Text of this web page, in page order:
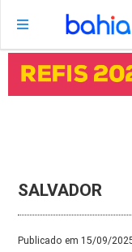
SALVADOR
Publicado em 15/09/